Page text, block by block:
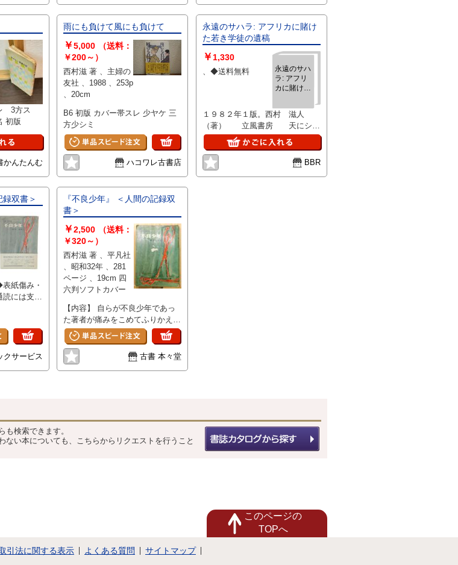
3方ス
初版
かんたんむ
雨にも負けて風にも負けて
￥5,000
（送料：
￥200～）
西村滋 著 、主婦の
友社 、1988 、253p
、20cm
B6 初版 カバー帯スレ 少ヤケ 三
方少シミ
ハコワレ古書店
永遠のサハラ: アフリカに賭け
た若き学徒の遺稿
永遠のサハ
ラ: アフリ
カに賭けた
遺稿
￥ 1,330
、◆送料無料
１９８２年１版。西村 滋人
（著） 立風書房 天にシミ
あり。カバーに多少のスレ、キズ
はありますが、中身状態は並で
す。
BBR
双書＞
紙傷み・
には支障
クサービス
『不良少年』 ＜人間の記録双
書＞
￥2,500
（送料：
￥320～）
西村滋 著 、平凡社
、昭和32年 、281
ページ 、19cm 四
六判ソフトカバー
【内容】 自らが不良少年であっ
た著者が痛みをこめてふりかえる
転落の記録、 そしてまた更生の
血みどろの足どり。 本書こそ
は、復活の貴重な道しるべであ
る。 【状態】 表紙・裏表紙：ス
【発送方法】②ゆうメール 下記
ある送料欄をご参照ください。 --
古書 本々堂
検索できます。
い本についても、こちらからリクエストを行うこと
このページの
TOPへ
引法に関する表示 よくある質問 サイトマップ